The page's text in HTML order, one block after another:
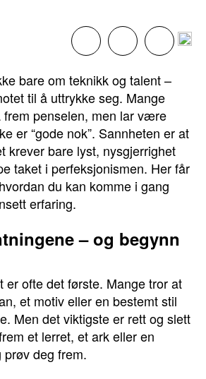
bare om teknikk og talent –
til å uttrykke seg. Mange
frem penselen, men lar være
er “gode nok”. Sannheten er at
krever bare lyst, nysgjerrighet
taket i perfeksjonismen. Her får
du kan komme i gang
erfaring.
– og begynn
er ofte det første. Mange tror at
et motiv eller en bestemt stil
Men det viktigste er rett og slett
et lerret, et ark eller en
deg frem.